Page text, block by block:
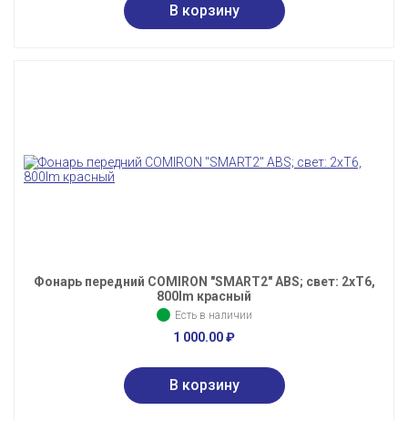
Фонарь передний COMIRON "SMART2" ABS; свет: 2xT6,
800lm красный
Есть в наличии
1 000.00₽